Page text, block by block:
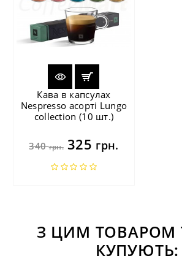
Кава в капсулах
Nespresso асорті Lungo
collection (10 шт.)
340грн.325 грн.
З ЦИМ ТОВАРОМ
КУПУЮТЬ: